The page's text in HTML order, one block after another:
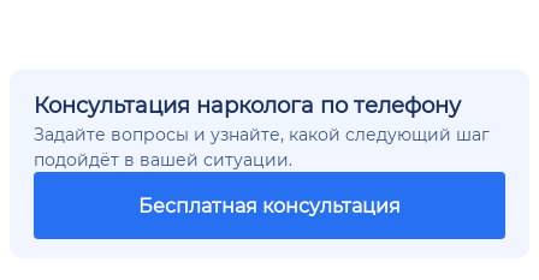
Консультация нарколога по телефону
Задайте вопросы и узнайте, какой следующий шаг
подойдёт в вашей ситуации.
Бесплатная консультация